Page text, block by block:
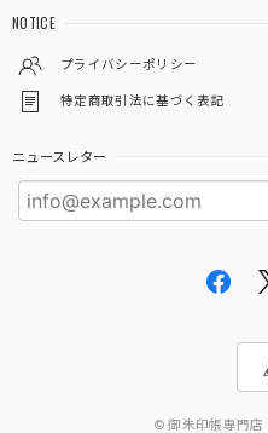
NOTICE
プライバシーポリシー
特定商取引法に基づく表記
ニュースレター
© 御朱印帳専門店